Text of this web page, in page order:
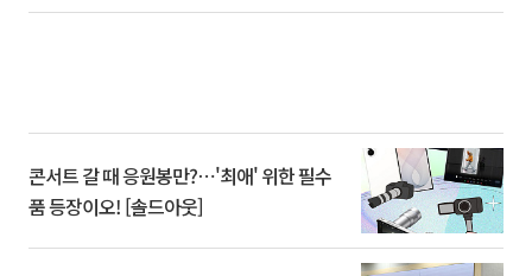
콘서트 갈 때 응원봉만?⋯'최애' 위한 필수
품 등장이오! [솔드아웃]